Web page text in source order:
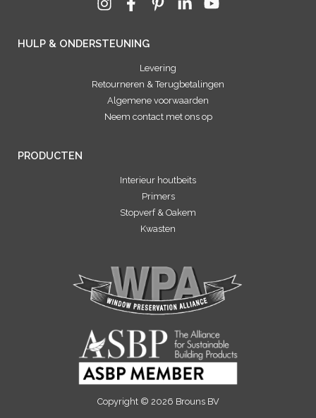
HULP & ONDERSTEUNING
Levering
Retourneren & Terugbetalingen
Algemene voorwaarden
Neem contact met ons op
PRODUCTEN
Interieur houtbeits
Primers
Stopverf & Oakem
Kwasten
Copyright © 2026 Brouns BV